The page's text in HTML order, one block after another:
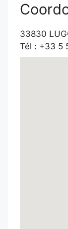
33830
Tél : +33 5